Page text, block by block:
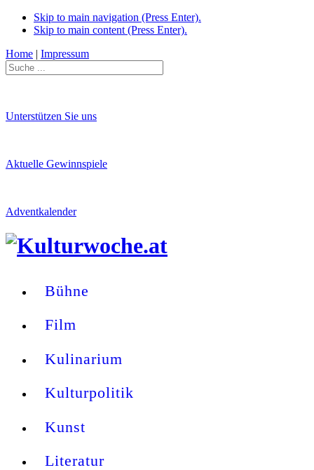
Skip to main navigation (Press Enter).
Skip to main content (Press Enter).
Home | Impressum
Unterstützen Sie uns
Aktuelle Gewinnspiele
Adventkalender
Bühne
Film
Kulinarium
Kulturpolitik
Kunst
Literatur